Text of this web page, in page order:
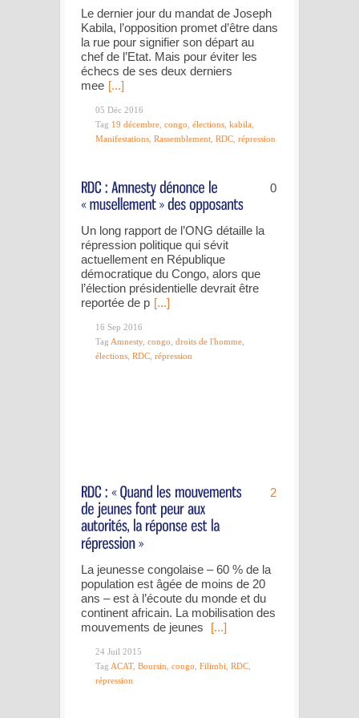
Le dernier jour du mandat de Joseph
Kabila, l’opposition promet d’être dans
la rue pour signifier son départ au
chef de l’Etat. Mais pour éviter les
échecs de ses deux derniers
mee [...]
05 Déc 2016
Tag 19 décembre congo élections kabila
Manifestations Rassemblement RDC répression
0
Un long rapport de l’ONG détaille la
répression politique qui sévit
actuellement en République
démocratique du Congo, alors que
l’élection présidentielle devrait être
reportée de p [...]
16 Sep 2016
Tag Amnesty, congo droits de l'homme
élections RDC répression
2
La jeunesse congolaise – 60 % de la
population est âgée de moins de 20
ans – est à l’écoute du monde et du
continent africain. La mobilisation des
mouvements de jeunes
[...]
24 Juil 2015
Tag ACAT, Boursin congo Filimbi RDC
répression